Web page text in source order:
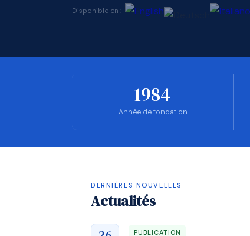
Disponible en :
1984
Année de fondation
DERNIÈRES NOUVELLES
Actualités
PUBLICATION